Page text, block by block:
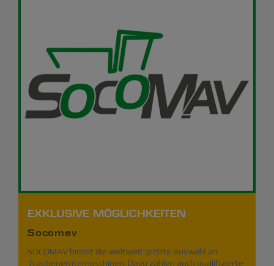
EXKLUSIVE MÖGLICHKEITEN
Socomav
SOCOMAV bietet die weltweit größte Auswahl an
Traubenerntemaschinen. Dazu zählen auch qualifizierte